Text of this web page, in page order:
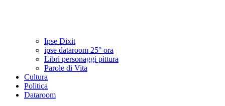
Ipse Dixit
ipse dataroom 25° ora
Libri personaggi pittura
Parole di Vita
Cultura
Politica
Dataroom